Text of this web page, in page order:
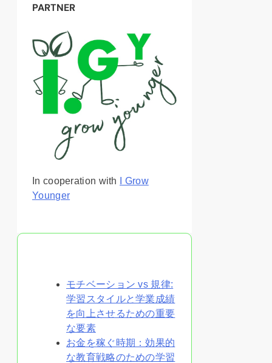
PARTNER
In cooperation with
I Grow
Younger
モチベーション vs 規律:
学習スタイルと学業成績
を向上させるための重要
な要素
お金を稼ぐ時期：効果的
な教育戦略のための学習